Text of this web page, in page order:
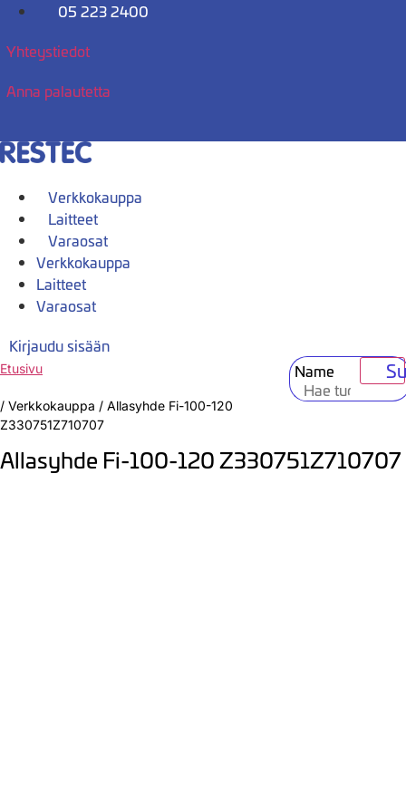
Mene
05 223 2400
Yhteystiedot
Anna palautetta
Verkkokauppa
Laitteet
Varaosat
Verkkokauppa
Laitteet
Varaosat
Kirjaudu sisään
Name
Etusivu
/ Verkkokauppa / Allasyhde Fi-100-120
Z330751Z710707
Allasyhde Fi-100-120 Z330751Z710707